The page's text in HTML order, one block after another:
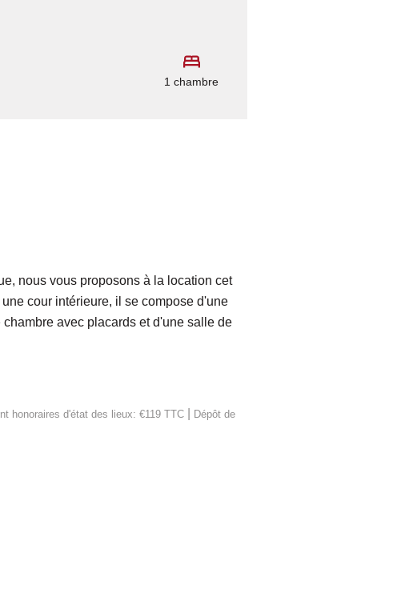
1 chambre
nous vous proposons à la location cet
cour intérieure, il se compose d'une
avec placards et d'une salle de
honoraires d'état des lieux: €119 TTC
Dépôt de